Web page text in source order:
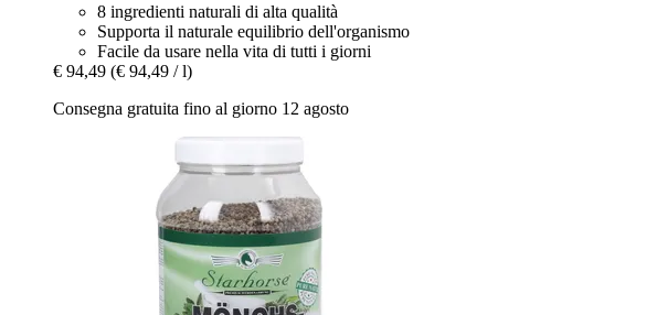
8 ingredienti naturali di alta qualità
Supporta il naturale equilibrio dell'organismo
Facile da usare nella vita di tutti i giorni
€ 94,49 (€ 94,49 / l)
Consegna gratuita fino al giorno 12 agosto